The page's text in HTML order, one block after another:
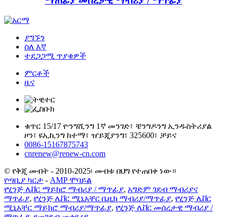
ያግኙን
ስለ እኛ
ተደጋጋሚ ጥያቄዎች
ምርቶች
ዜና
ቁጥር 15/17 ዮንግሺንግ 1ኛ መንገድ፣ ቼንግዶንግ ኢንዱስትሪያል
ዞን፣ ዩኢኪንግ ከተማ፣ ዠይጂያንግ፣ 325600፣ ቻይና
0086-15167875743
cnrenew@renew-cn.com
© የቅጂ መብት - 2010-2025፡ መብቱ በህግ የተጠበቀ ነው።
የጣቢያ ካርታ - AMP ሞባይል
የሂንጅ ሌቨር ማይክሮ ማብሪያ / ማጥፊያ, አግድም ገደብ ማብሪያና
ማጥፊያ, የሂንጅ ሌቨር ሚኒአቸር ቤዚክ ማብሪያ/ማጥፊያ, የሂንጅ ሌቨር
ሚኒአቸር ማይክሮ ማብሪያ/ማጥፊያ, የሂንጅ ሌቨር መሰረታዊ ማብሪያ /